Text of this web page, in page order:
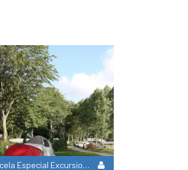
Parcela Especial Excursionista Andando O Ciclista Con Tienda